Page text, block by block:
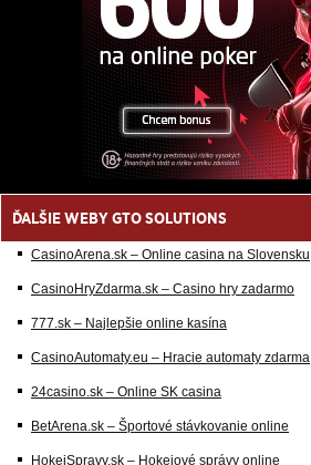
ĎALŠIE WEBY GTO SOLUTIONS
CasinoArena.sk – Online casina na Slovensku
CasinoHryZdarma.sk – Casino hry zadarmo
777.sk – Najlepšie online kasína
CasinoAutomaty.eu – Hracie automaty zdarma
24casino.sk – Online SK casina
BetArena.sk – Športové stávkovanie online
HokejSpravy.sk – Hokejové správy online